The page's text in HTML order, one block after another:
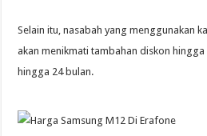
Selain itu, nasabah yang menggunakan
akan menikmati tambahan diskon hingga
hingga 24 bulan.